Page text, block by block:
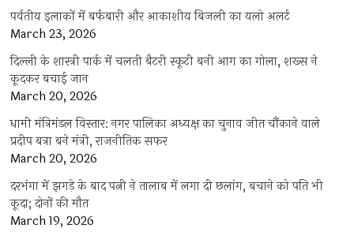
पर्वतीय इलाकों में बर्फबारी और आकाशीय बिजली का यलो अलर्ट
March 23, 2026
दिल्ली के शास्त्री पार्क में चलती बैटरी स्कूटी बनी आग का गोला, शख्स ने
कूदकर बचाई जान
March 20, 2026
धामी मंत्रिमंडल विस्तार: नगर पालिका अध्यक्ष का चुनाव जीत चौंकाने वाले
प्रदीप बत्रा बने मंत्री, राजनीतिक सफर
March 20, 2026
दरभंगा में झगड़े के बाद पत्नी ने तालाब में लगा दी छलांग, बचाने को पति भी
कूदा; दोनों की मौत
March 19, 2026